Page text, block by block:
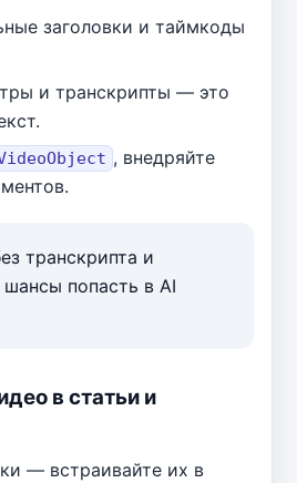
заголовки и таймкоды
и транскрипты — это
, внедряйте
транскрипта и
попасть в AI
в статьи и
— встраивайте их в